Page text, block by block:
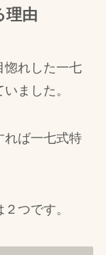
理由
惚れした一七
ました。
れば一七式特
つです。